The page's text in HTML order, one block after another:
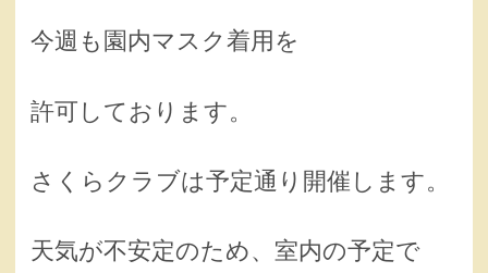
今週も園内マスク着用を
許可しております。
さくらクラブは予定通り開催します。
天気が不安定のため、室内の予定で